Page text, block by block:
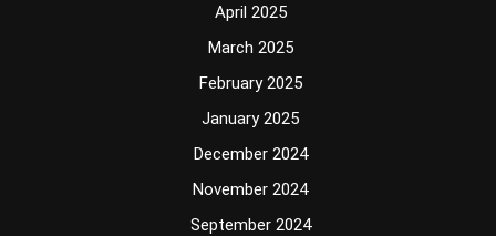
April 2025
March 2025
February 2025
January 2025
December 2024
November 2024
September 2024